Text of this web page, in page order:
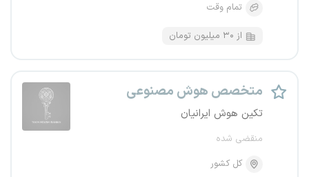
تمام وقت
از ۳۰ میلیون تومان
متخصص هوش مصنوعی
تکین هوش ایرانیان
منقضی شده
کل کشور